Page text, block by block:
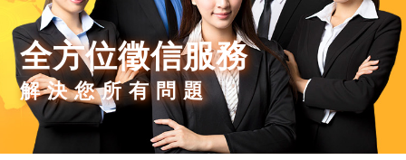
全方位徵信服務
解決您所有問題